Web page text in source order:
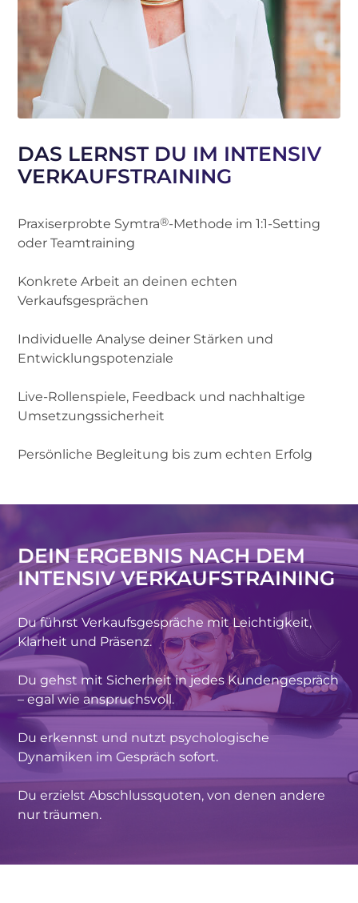
DAS LERNST DU IM INTENSIV
VERKAUFSTRAINING
Praxiserprobte Symtra®-Methode im 1:1-Setting
oder Teamtraining
Konkrete Arbeit an deinen echten
Verkaufsgesprächen
Individuelle Analyse deiner Stärken und
Entwicklungspotenziale
Live-Rollenspiele, Feedback und nachhaltige
Umsetzungssicherheit
Persönliche Begleitung bis zum echten Erfolg
DEIN ERGEBNIS NACH DEM
INTENSIV VERKAUFSTRAINING
Du führst Verkaufsgespräche mit Leichtigkeit,
Klarheit und Präsenz.
Du gehst mit Sicherheit in jedes Kundengespräch
– egal wie anspruchsvoll.
Du erkennst und nutzt psychologische
Dynamiken im Gespräch sofort.
Du erzielst Abschlussquoten, von denen andere
nur träumen.